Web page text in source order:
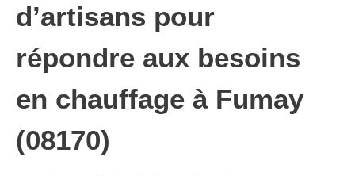
d’artisans pour
répondre aux besoins
en chauffage à Fumay
(08170)